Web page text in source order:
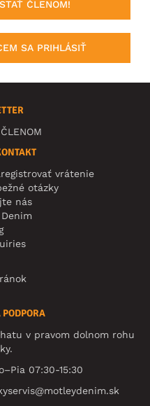
ČLENOM!
SA PRIHLÁSIŤ
vrátenie
otázky
nás
v pravom dolnom rohu
07:30-15:30